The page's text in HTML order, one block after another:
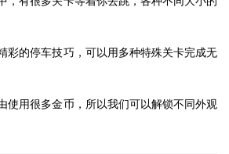
彩的停车技巧，可以用多种特殊关卡完成无
使用很多金币，所以我们可以解锁不同外观